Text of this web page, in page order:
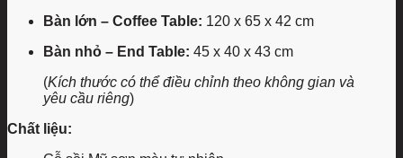
Bàn lớn – Coffee Table: 120 x 65 x 42 cm
Bàn nhỏ – End Table: 45 x 40 x 43 cm
(Kích thước có thể điều chỉnh theo không gian và
yêu cầu riêng)
Chất liệu: